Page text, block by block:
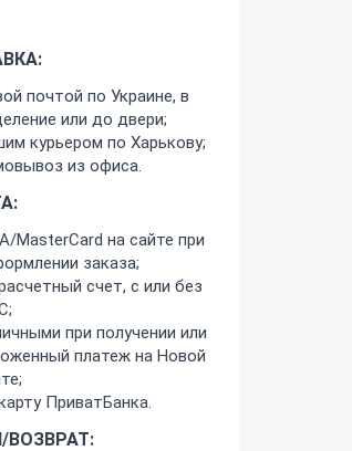
почтой по Украине, в
или до двери;
курьером по Харькову;
из офиса.
MasterCard на сайте при
заказа;
счет, с или без
при получении или
платеж на Новой
ПриватБанка.
ВОЗВРАТ: